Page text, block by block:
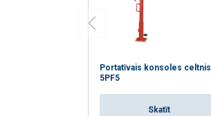
Portatīvais konsoles celtnis
5PF5
Skatīt